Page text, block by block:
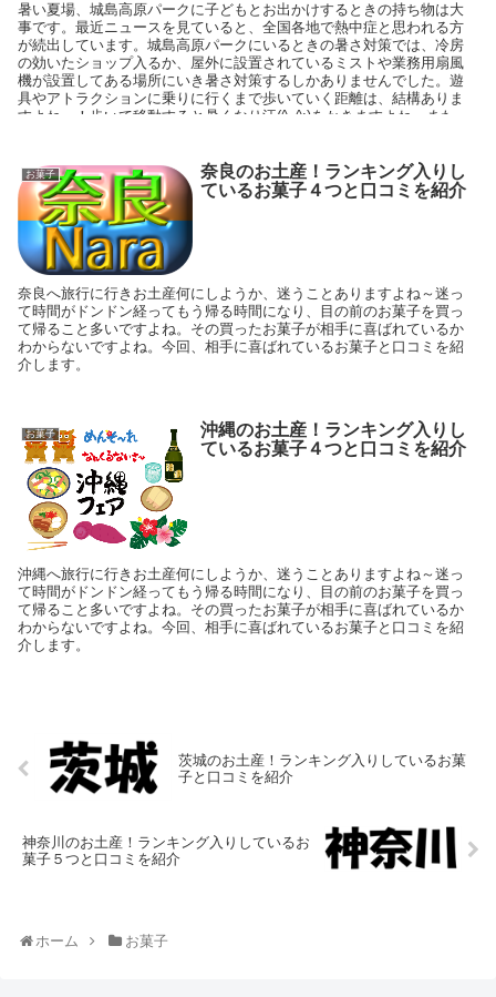
暑い夏場、城島高原パークに子どもとお出かけするときの持ち物は大
事です。最近ニュースを見ていると、全国各地で熱中症と思われる方
が続出しています。城島高原パークにいるときの暑さ対策では、冷房
の効いたショップ入るか、屋外に設置されているミストや業務用扇風
機が設置してある場所にいき暑さ対策するしかありませんでした。遊
具やアトラクションに乗りに行くまで歩いていく距離は、結構ありま
すよね～！歩いて移動すると暑くなり汗(^_^;)をかきますよね～また、
みかけました。その時はノドから手が出ると欲しかったです。でも手
持ち式だと、落として壊したり置き忘れたり、する事がありますよ
ね〜そこで私がおすすめしたいのは、首掛けタイプの扇風機です。
お菓子
奈良のお土産！ランキング入りし
ているお菓子４つと口コミを紹介
奈良へ旅行に行きお土産何にしようか、迷うことありますよね～迷っ
て時間がドンドン経ってもう帰る時間になり、目の前のお菓子を買っ
て帰ること多いですよね。その買ったお菓子が相手に喜ばれているか
わからないですよね。今回、相手に喜ばれているお菓子と口コミを紹
介します。
お菓子
沖縄のお土産！ランキング入りし
ているお菓子４つと口コミを紹介
沖縄へ旅行に行きお土産何にしようか、迷うことありますよね～迷っ
て時間がドンドン経ってもう帰る時間になり、目の前のお菓子を買っ
て帰ること多いですよね。その買ったお菓子が相手に喜ばれているか
わからないですよね。今回、相手に喜ばれているお菓子と口コミを紹
介します。
茨城のお土産！ランキング入りしているお菓
子と口コミを紹介
神奈川のお土産！ランキング入りしているお
菓子５つと口コミを紹介
ホーム お菓子